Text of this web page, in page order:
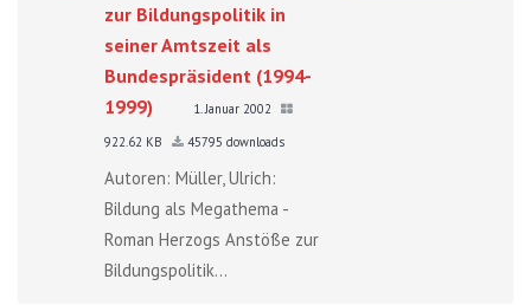
zur Bildungspolitik in
seiner Amtszeit als
Bundespräsident (1994-
1999)
1. Januar 2002
922.62 KB
45795 downloads
Autoren: Müller, Ulrich:
Bildung als Megathema -
Roman Herzogs Anstöße zur
Bildungspolitik...